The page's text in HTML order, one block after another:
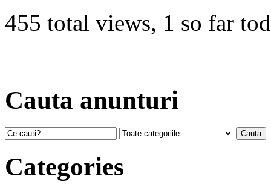
455 total views, 1 so far
Cauta anunturi
Categories